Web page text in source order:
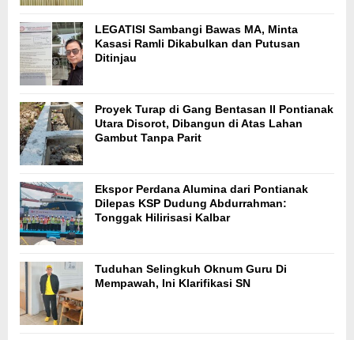
LEGATISI Sambangi Bawas MA, Minta
Kasasi Ramli Dikabulkan dan Putusan
Ditinjau
Proyek Turap di Gang Bentasan II Pontianak
Utara Disorot, Dibangun di Atas Lahan
Gambut Tanpa Parit
Ekspor Perdana Alumina dari Pontianak
Dilepas KSP Dudung Abdurrahman:
Tonggak Hilirisasi Kalbar
Tuduhan Selingkuh Oknum Guru Di
Mempawah, Ini Klarifikasi SN